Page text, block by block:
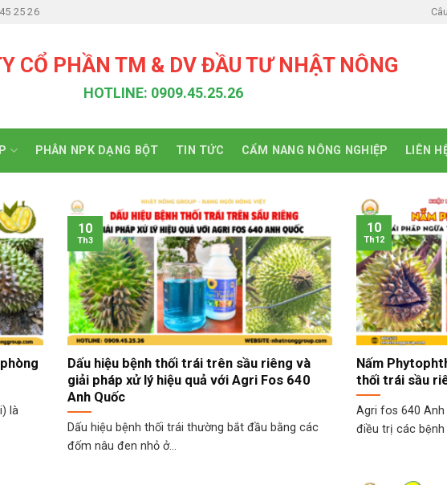
25 26
CỔ PHẦN TM & DV ĐẦU TƯ NHẬT NÔNG
HOTLINE: 0909.45.25.26
PHÂN NPK DẠNG BỘT TIN TỨC CẨM NANG NÔNG NGHIỆP LIÊN
là
Dấu hiệu bệnh thối trái trên sầu riêng và
giải pháp xử lý hiệu quả với Agri Fos 640
Anh Quốc
Dấu hiệu bệnh thối trái thường bắt đầu bằng các
đốm nâu đen nhỏ ở...
10
Th3
Nấm
thối trái sầu
Agri fos 640
điều trị các bệnh
10
Th12